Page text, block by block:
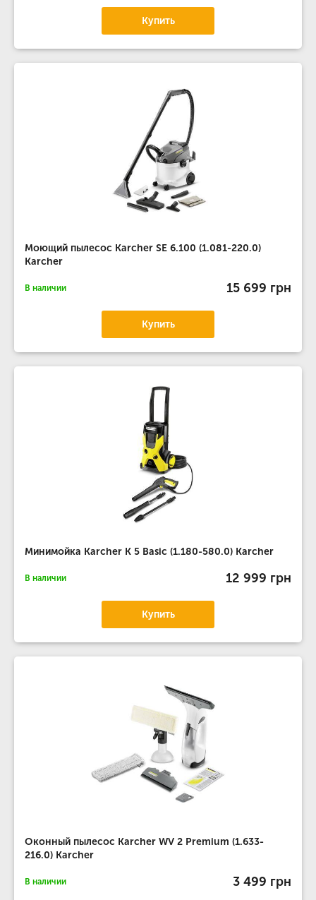
Купить
Моющий пылесос Karcher SE 6.100 (1.081-220.0)
Karcher
В наличии 15 699 грн
Купить
Минимойка Karcher K 5 Basic (1.180-580.0) Karcher
В наличии 12 999 грн
Купить
Оконный пылесос Karcher WV 2 Premium (1.633-
216.0) Karcher
В наличии 3 499 грн